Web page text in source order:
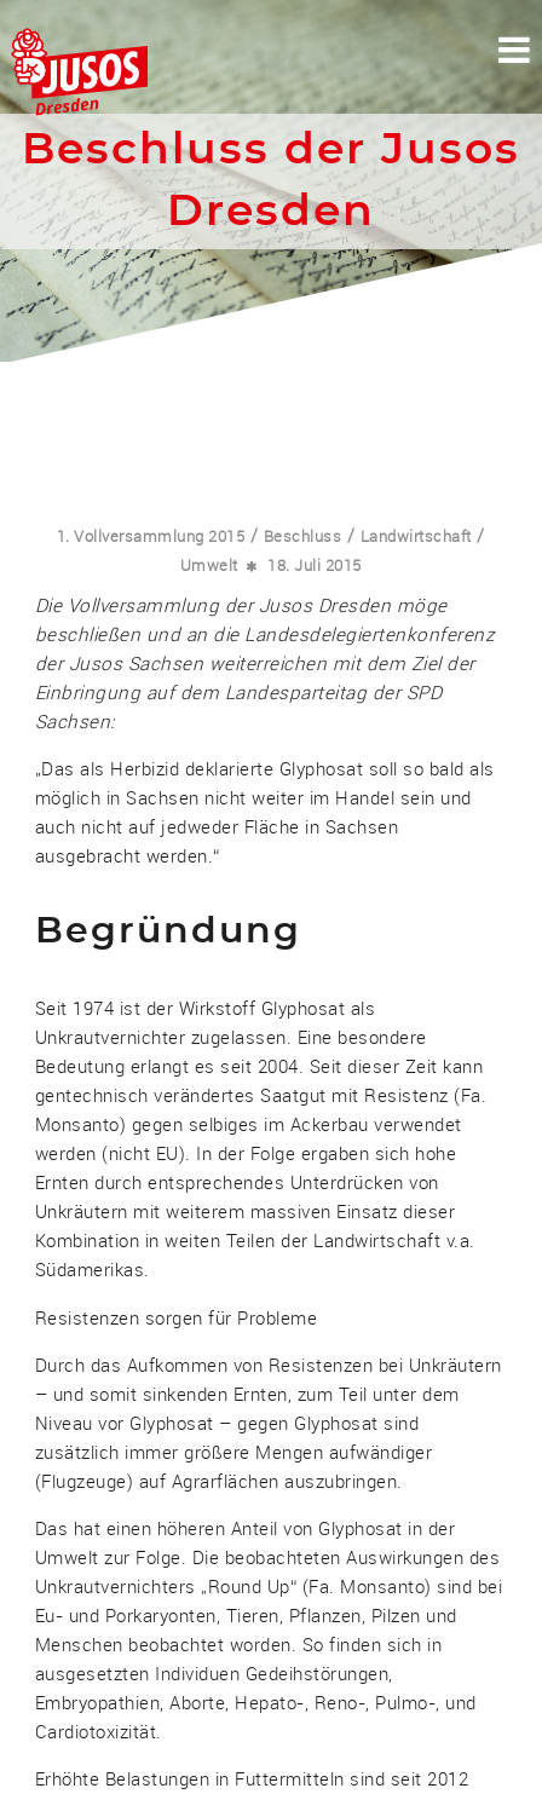
to
content
Beschluss der Jusos
Dresden
1. Vollversammlung 2015 / Beschluss / Landwirtschaft/
Umwelt 18. Juli 2015
Die Vollversammlung der Jusos Dresden möge
beschließen und an die Landesdelegiertenkonferenz
der Jusos Sachsen weiterreichen mit dem Ziel der
Einbringung auf dem Landesparteitag der SPD
Sachsen:
„Das als Herbizid deklarierte Glyphosat soll so bald als
möglich in Sachsen nicht weiter im Handel sein und
auch nicht auf jedweder Fläche in Sachsen
ausgebracht werden.“
Begründung
Seit 1974 ist der Wirkstoff Glyphosat als
Unkrautvernichter zugelassen. Eine besondere
Bedeutung erlangt es seit 2004. Seit dieser Zeit kann
gentechnisch verändertes Saatgut mit Resistenz (Fa.
Monsanto) gegen selbiges im Ackerbau verwendet
werden (nicht EU). In der Folge ergaben sich hohe
Ernten durch entsprechendes Unterdrücken von
Unkräutern mit weiterem massiven Einsatz dieser
Kombination in weiten Teilen der Landwirtschaft v.a.
Südamerikas.
Resistenzen sorgen für Probleme
Durch das Aufkommen von Resistenzen bei Unkräutern
– und somit sinkenden Ernten, zum Teil unter dem
Niveau vor Glyphosat – gegen Glyphosat sind
zusätzlich immer größere Mengen aufwändiger
(Flugzeuge) auf Agrarflächen auszubringen.
Das hat einen höheren Anteil von Glyphosat in der
Umwelt zur Folge. Die beobachteten Auswirkungen des
Unkrautvernichters „Round Up“ (Fa. Monsanto) sind bei
Eu- und Porkaryonten, Tieren, Pflanzen, Pilzen und
Menschen beobachtet worden. So finden sich in
ausgesetzten Individuen Gedeihstörungen,
Embryopathien, Aborte, Hepato-, Reno-, Pulmo-, und
Cardiotoxizität.
Erhöhte Belastungen in Futtermitteln sind seit 2012